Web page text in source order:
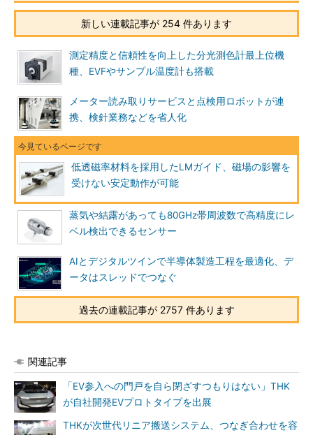
新しい連載記事が 254 件あります
測定精度と信頼性を向上した分光測色計最上位機
種、EVFやサンプル温度計も搭載
メーター読み取りサービスと点検用ロボットが連
携、検針業務などを省人化
低透磁率材料を採用したLMガイド、磁場の影響を
受けない安定動作が可能
蒸気や結露があっても80GHz帯周波数で高精度にレ
ベル検出できるセンサー
AIとデジタルツインで半導体製造工程を最適化、デ
ータはスレッドでつなぐ
過去の連載記事が 2757 件あります
関連記事
「EV参入への門戸を自ら閉ざすつもりはない」THK
が自社開発EVプロトタイプを出展
THKが次世代リニア搬送システム、つなぎ合わせを容